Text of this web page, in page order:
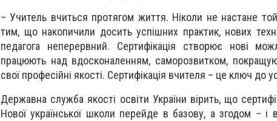
– Учитель вчиться протягом життя. Ніколи не настане
тим, що накопичили досить успішних практик, нових
педагога неперервний. Сертифікація створює нові
працюють над вдосконаленням, саморозвитком,
свої професійні якості. Сертифікація вчителя – це ключ до
Державна служба якості освіти України вірить, що
Нової української школи перейде в базову, а згодом –